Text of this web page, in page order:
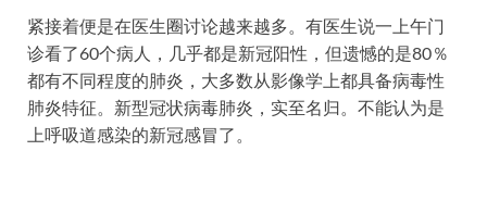
紧接着便是在医生圈讨论越来越多。有医生说一上午门
诊看了60个病人，几乎都是新冠阳性，但遗憾的是80％
都有不同程度的肺炎，大多数从影像学上都具备病毒性
肺炎特征。新型冠状病毒肺炎，实至名归。不能认为是
上呼吸道感染的新冠感冒了。